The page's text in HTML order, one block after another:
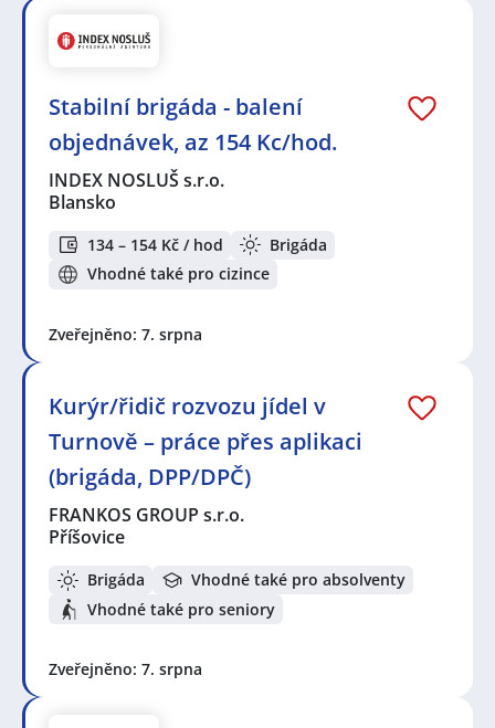
Stabilní brigáda - balení
objednávek, az 154 Kc/hod.
INDEX NOSLUŠ s.r.o.
Blansko
134 – 154 Kč / hod
Brigáda
Vhodné také pro cizince
Zveřejněno: 7. srpna
Kurýr/řidič rozvozu jídel v
Turnově – práce přes aplikaci
(brigáda, DPP/DPČ)
FRANKOS GROUP s.r.o.
Příšovice
Brigáda
Vhodné také pro absolventy
Vhodné také pro seniory
Zveřejněno: 7. srpna